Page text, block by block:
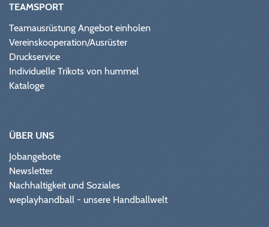
TEAMSPORT
Teamausrüstung Angebot einholen
Vereinskooperation/Ausrüster
Druckservice
Individuelle Trikots von hummel
Kataloge
ÜBER UNS
Jobangebote
Newsletter
Nachhaltigkeit und Soziales
weplayhandball - unsere Handballwelt